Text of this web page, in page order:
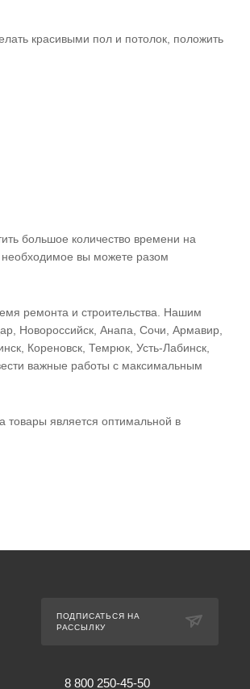
красивыми пол и потолок, положить
большое количество времени на
необходимое вы можете разом
ремонта и строительства. Нашим
Новороссийск, Анапа, Сочи, Армавир,
Кореновск, Темрюк, Усть-Лабинск,
важные работы с максимальным
является оптимальной в
ПОДПИСАТЬСЯ НА
РАССЫЛКУ
8 800 250-45-50